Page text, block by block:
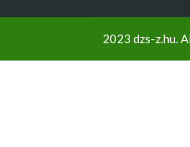
2023 dzs-z.hu.